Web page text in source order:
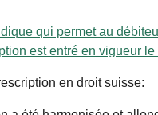
qui permet au
est entré en vigueur
en droit suisse: